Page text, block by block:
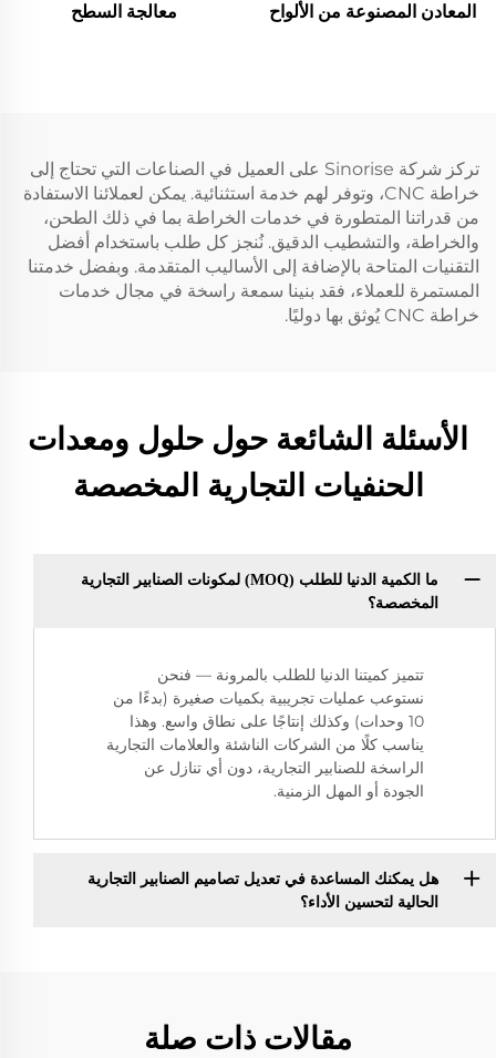
المعادن المصنوعة من الألواح معالجة السطح
تركز شركة Sinorise على العميل في الصناعات التي تحتاج إلى
خراطة CNC، وتوفر لهم خدمة استثنائية. يمكن لعملائنا الاستفادة
من قدراتنا المتطورة في خدمات الخراطة بما في ذلك الطحن،
والخراطة، والتشطيب الدقيق. نُنجز كل طلب باستخدام أفضل
التقنيات المتاحة بالإضافة إلى الأساليب المتقدمة. وبفضل خدمتنا
المستمرة للعملاء، فقد بنينا سمعة راسخة في مجال خدمات
خراطة CNC يُوثق بها دوليًا.
الأسئلة الشائعة حول حلول ومعدات
الحنفيات التجارية المخصصة
ما الكمية الدنيا للطلب (MOQ) لمكونات الصنابير التجارية
المخصصة؟
تتميز كميتنا الدنيا للطلب بالمرونة — فنحن
نستوعب عمليات تجريبية بكميات صغيرة (بدءًا من
10 وحدات) وكذلك إنتاجًا على نطاق واسع. وهذا
يناسب كلًا من الشركات الناشئة والعلامات التجارية
الراسخة للصنابير التجارية، دون أي تنازل عن
الجودة أو المهل الزمنية.
هل يمكنك المساعدة في تعديل تصاميم الصنابير التجارية
الحالية لتحسين الأداء؟
مقالات ذات صلة